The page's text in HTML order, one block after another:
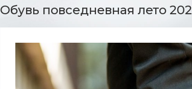
Обувь повседневная лето